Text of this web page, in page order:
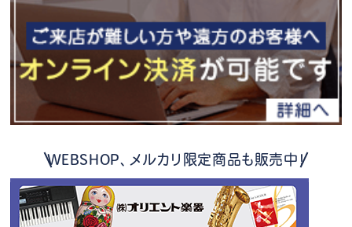
WEBSHOP、メルカリ限定商品も販売中！